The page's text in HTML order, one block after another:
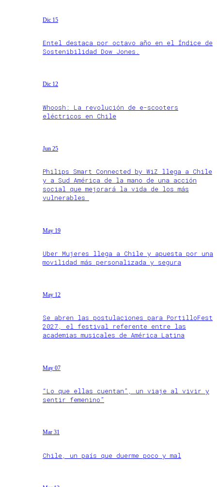
Dic 15
Entel destaca por octavo año en el Índice de
Sostenibilidad Dow Jones.
Dic 12
Whoosh: La revolución de e-scooters
eléctricos en Chile
Jun 25
Philips Smart Connected by WiZ llega a Chile
y a Sud América de la mano de una acción
social que mejorará la vida de los más
vulnerables
May 19
Uber Mujeres llega a Chile y apuesta por una
movilidad más personalizada y segura
May 12
Se abren las postulaciones para PortilloFest
2027, el festival referente entre las
academias musicales de América Latina
May 07
“Lo que ellas cuentan”, un viaje al vivir y
sentir femenino”
Mar 31
Chile, un país que duerme poco y mal